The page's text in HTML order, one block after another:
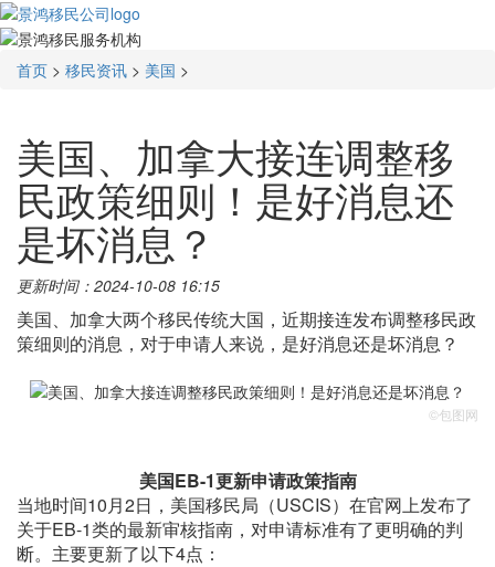
首页 > 移民资讯 > 美国 >
美国、加拿大接连调整移
民政策细则！是好消息还
是坏消息？
更新时间：2024-10-08 16:15
美国、加拿大两个移民传统大国，近期接连发布调整移民政
策细则的消息，对于申请人来说，是好消息还是坏消息？
©包图网
美国EB-1更新申请政策指南
当地时间10月2日，美国移民局（USCIS）在官网上发布了
关于EB-1类的最新审核指南，对申请标准有了更明确的判
断。主要更新了以下4点：